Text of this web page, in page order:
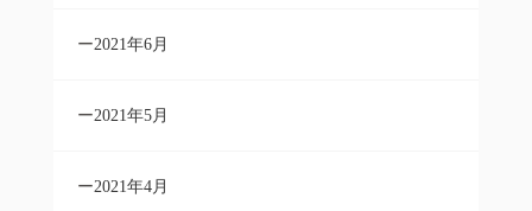
2021年6月
2021年5月
2021年4月